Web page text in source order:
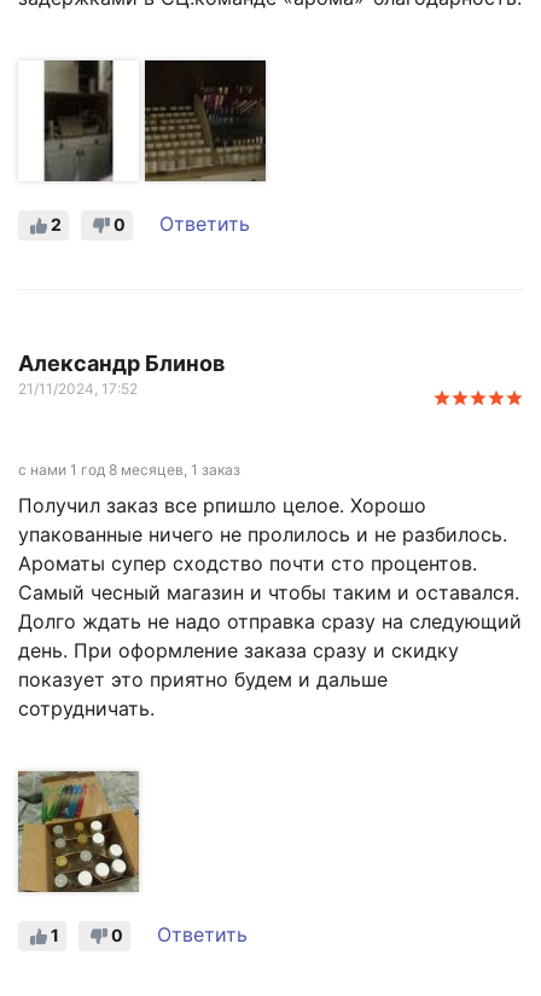
0
2 Ответить
Александр Блинов
21/11/2024, 17:52
с нами 1 год 8 месяцев, 1 заказ
Получил заказ все рпишло целое. Хорошо
упакованные ничего не пролилось и не разбилось.
Ароматы супер сходство почти сто процентов.
Самый чесный магазин и чтобы таким и оставался.
Долго ждать не надо отправка сразу на следующий
день. При оформление заказа сразу и скидку
показует это приятно будем и дальше
сотрудничать.
0
1 Ответить